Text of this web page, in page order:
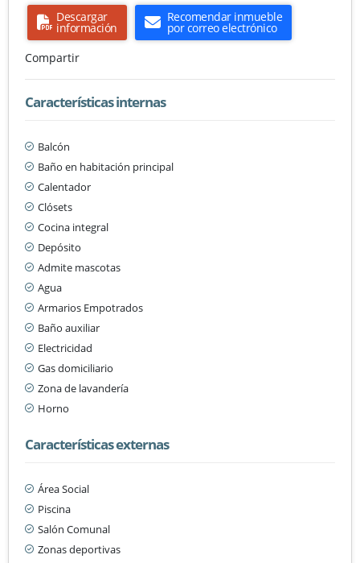
Descargar
información
Recomendar inmueble
por correo electrónico
Compartir
Características internas
Balcón
Baño en habitación principal
Calentador
Clósets
Cocina integral
Depósito
Admite mascotas
Agua
Armarios Empotrados
Baño auxiliar
Electricidad
Gas domiciliario
Zona de lavandería
Horno
Características externas
Área Social
Piscina
Salón Comunal
Zonas deportivas